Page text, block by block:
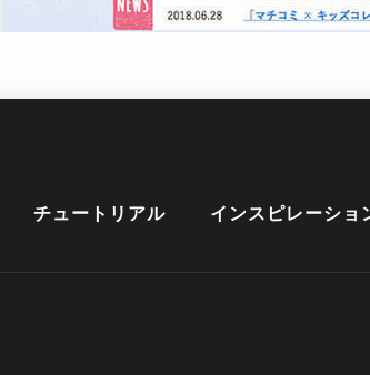
チュートリアル インスピレーショ